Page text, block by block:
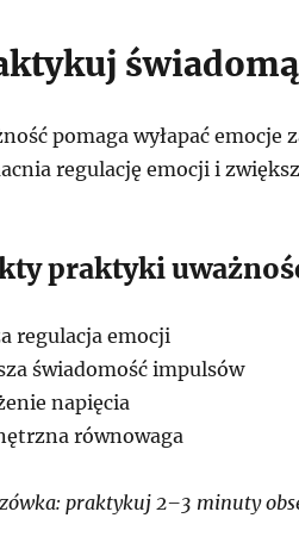
pomaga wyłapać emocje
regulację emocji i
praktyki
regulacja emocji
świadomość impulsów
napięcia
równowaga
praktykuj 2–3 minuty